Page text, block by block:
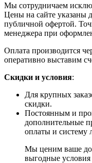
Мы сотрудничаем
Цены на сайте указаны
публичной офертой.
менеджера при
Оплата производится
оперативно выставим
Скидки и условия:
Для крупных
скидки.
Постоянным и
дополнительные
оплаты и систему
Мы ценим ваше
выгодные условия